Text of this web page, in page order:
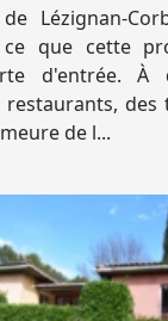
Lézignan-
que cette
d'entrée. À
restaurants, des
de l...